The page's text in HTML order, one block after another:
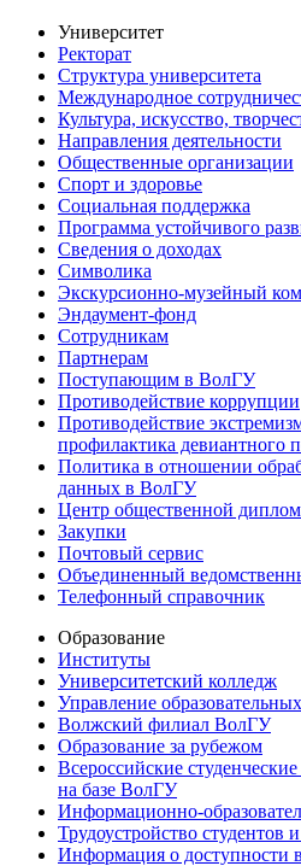
Университет
Ректорат
Структура университета
Международное
Культура, искусство,
Направления деятельности
Общественные организации
Спорт и здоровье
Социальная поддержка
Программа устойчивого
Сведения о доходах
Символика
Экскурсионно-музейный
Эндаумент-фонд
Сотрудникам
Партнерам
Поступающим в ВолГУ
Противодействие коррупции
Противодействие
профилактика девиантного
Политика в отношении
данных в ВолГУ
Центр общественной
Закупки
Почтовый сервис
Объединенный
Телефонный справочник
Образование
Институты
Университетский колледж
Управление
Волжский филиал ВолГУ
Образование за рубежом
Всероссийские
на базе ВолГУ
Информационно-
Трудоустройство студентов
Информация о доступности